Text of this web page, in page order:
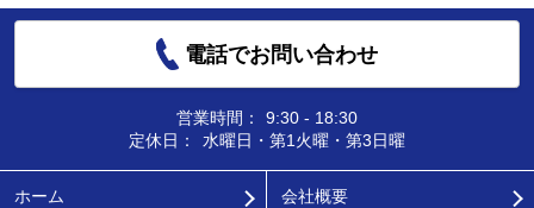
電話でお問い合わせ
営業時間：
9:30 - 18:30
定休日：
水曜日・第1火曜・第3日曜
ホーム 会社概要